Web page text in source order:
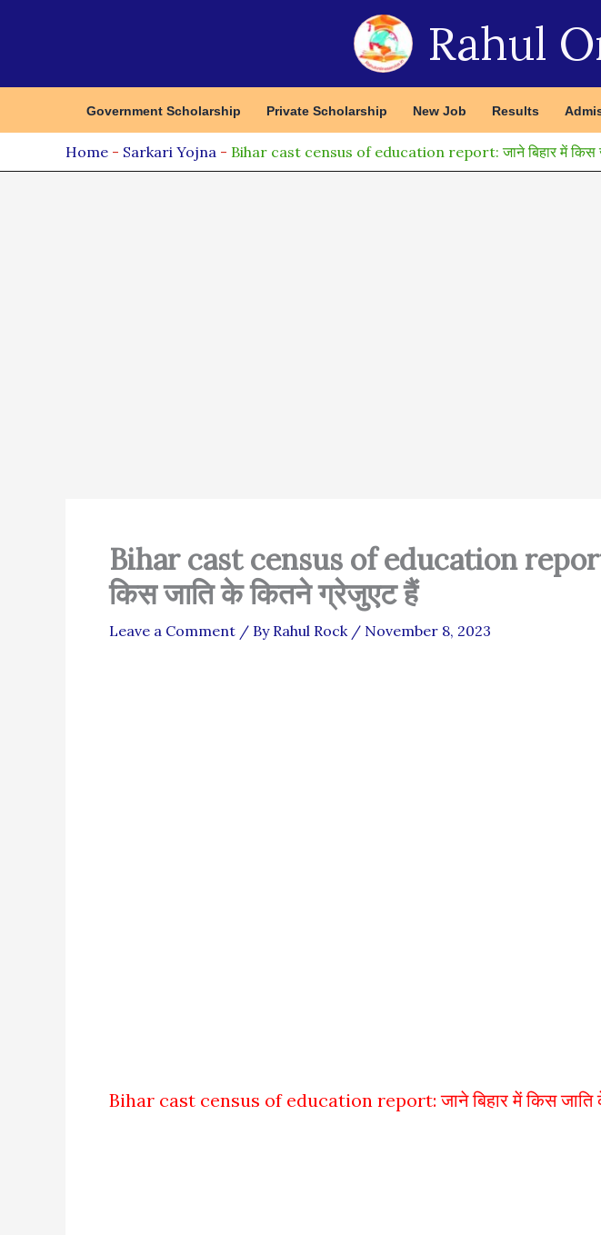
Rahul
Government Scholarship Private Scholarship New Job Results
Home - Sarkari Yojna - Bihar cast census of education report: जाने बिहार में किस
Bihar cast census of education report:
किस जाति के कितने ग्रेजुएट हैं
Leave a Comment / By Rahul Rock / November 8, 2023
Bihar cast census of education report: जाने बिहार में किस जाति